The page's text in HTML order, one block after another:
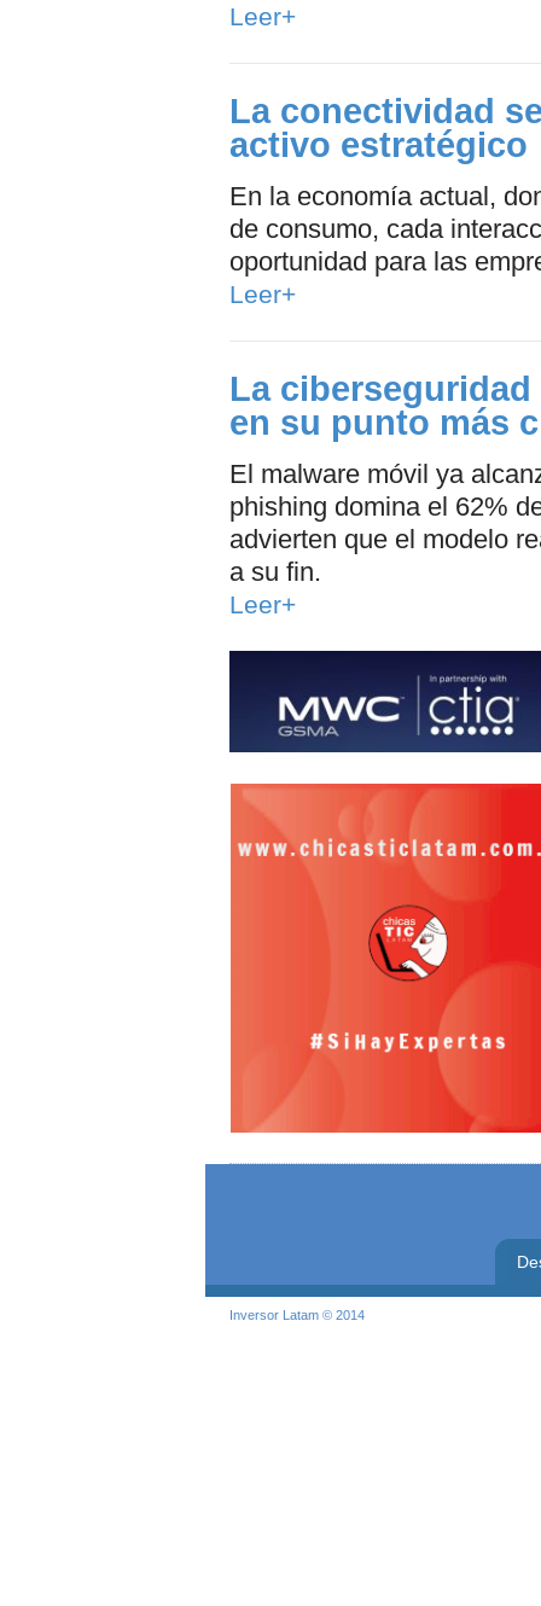
Leer+
La conectividad
activo estratégico
En la economía actual,
de consumo, cada
oportunidad para las
Leer+
La
en su punto más
El malware móvil ya
phishing domina el 62%
advierten que el modelo
a su fin.
Leer+
Inversor Latam © 2014